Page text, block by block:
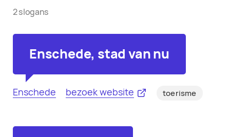
2 slogans
Enschede, stad van nu
Enschede bezoek website toerisme